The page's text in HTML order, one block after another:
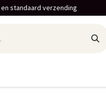
standaard verzending